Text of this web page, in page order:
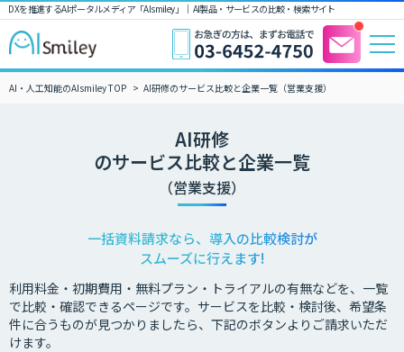
DXを推進するAIポータルメディア「AIsmiley」｜ AI製品・サービスの比較・検索サイト
AI・人工知能のAIsmiley TOP AI研修のサービス比較と企業一覧（営業支援）
AI研修
のサービス比較と企業一覧
（営業支援）
一括資料請求なら、導入の比較検討が
スムーズに行えます!
利用料金・初期費用・無料プラン・トライアルの有無などを、一覧
で比較・確認できるページです。サービスを比較・検討後、希望条
件に合うものが見つかりましたら、下記のボタンよりご請求いただ
けます。